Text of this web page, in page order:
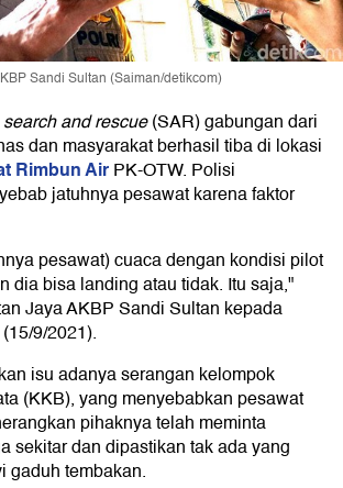
Sandi Sultan (Saiman/detikcom)
search and rescue(SAR) gabungan dari
dan masyarakat berhasil tiba di lokasi
Rimbun AirPK-OTW. Polisi
jatuhnya pesawat karena faktor
pesawat) cuaca dengan kondisi pilot
dia bisa landing atau tidak. Itu saja,"
Jaya AKBP Sandi Sultan kepada
9/2021).
isu adanya serangan kelompok
(KKB), yang menyebabkan pesawat
pihaknya telah meminta
sekitar dan dipastikan tak ada yang
gaduh tembakan.